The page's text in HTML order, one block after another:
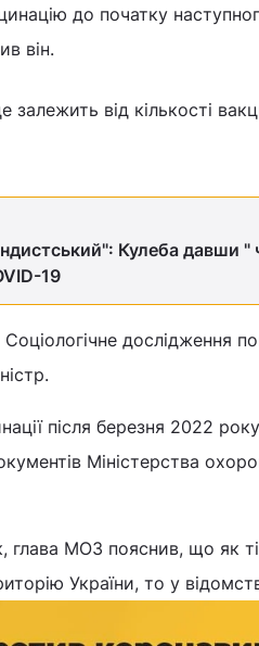
до початку
він.
від кількості
Кулеба давши "
19
Соціологічне дослідження
після березня 2022
Міністерства
глава МОЗ пояснив, що як
України, то у